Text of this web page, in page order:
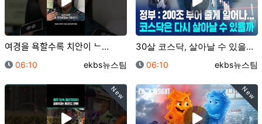
여경을 욕할수록 치안이 ᄂ…
등록일
06:10 등록자
ekbs뉴스팀
30살 코스닥, 살아날 수 있을까?/ 머그 딥 인사이트…
등록일
06:10 등록자
ekbs뉴스팀
New New